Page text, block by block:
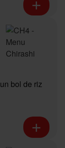
bol de riz